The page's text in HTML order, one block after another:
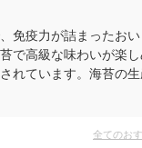
免疫力が詰まったお
で高級な味わいが楽
れています。海苔の
全てのお